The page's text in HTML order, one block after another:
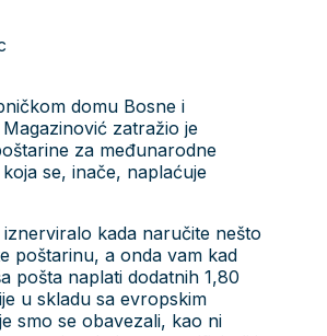
domu Bosne i
zatražio je
za međunarodne
se, inače, naplaćuje
iznerviralo kada naručite nešto
poštarinu, a onda vam kad
pošta naplati dodatnih 1,80
u skladu sa evropskim
smo se obavezali, kao ni